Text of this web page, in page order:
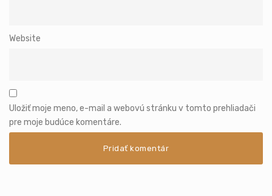
Website
Uložiť moje meno, e-mail a webovú stránku v tomto prehliadači
pre moje budúce komentáre.